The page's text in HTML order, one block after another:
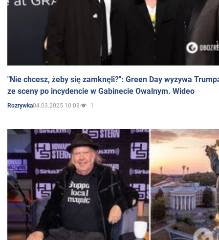
"Nie chcesz, żeby się zamknęli?": Green Day wyzywa
ze sceny po incydencie w Gabinecie Owalnym. Wideo
Rozrywka04.03.2025 10:08 1